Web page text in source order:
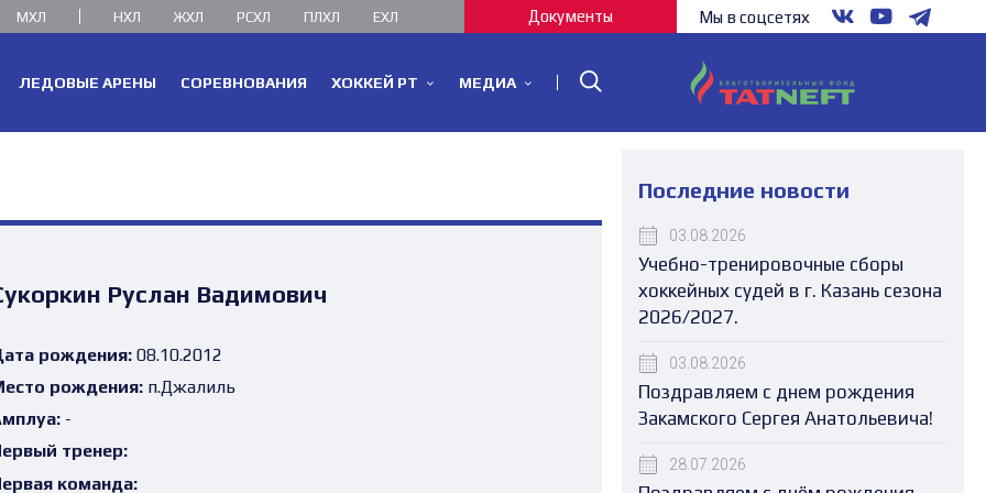
МХЛ НХЛ ЖХЛ РСХЛ ПЛХЛ ЕХЛ Документы Мы в соцсетях
ЛЕДОВЫЕ АРЕНЫ СОРЕВНОВАНИЯ ХОККЕЙ РТ МЕДИА
Руслан Вадимович
рождения:08.10.2012
рождения:п.Джалиль
-
тренер:
команда:
Последние новости
03.08.2026
Учебно-тренировочные сборы
хоккейных судей в г. Казань сезона
2026/2027.
03.08.2026
Поздравляем с днем рождения
Закамского Сергея Анатольевича!
28.07.2026